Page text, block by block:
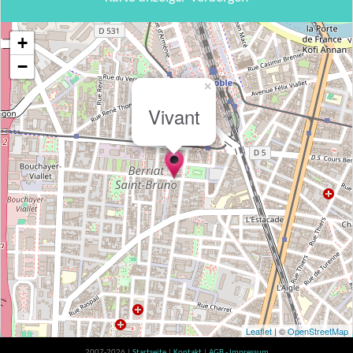
Vivant
×
+
−
Leaflet| ©OpenStreetMap